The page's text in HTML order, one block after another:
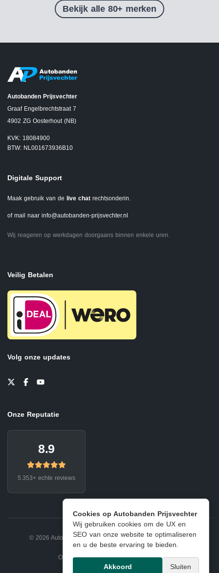
Cookies op Autobanden Prijsvechter
Wij gebruiken cookies om de UX en
SEO van onze website te optimaliseren
en u de beste ervaring te bieden.
Akkoord Sluiten
Bekijk alle 80+ merken
Autobanden Prijsvechter
Graaf Engelbrechtstraat 7
4902 ZG Oosterhout (NB)
KVK: 18084900
BTW: NL001673936B10
Digitale Support
Maak gebruik van de live chat rechtsonderin.
of mail naar info@autobanden-prijsvechter.nl
Wij reageren op werkdagen doorgaans binnen enkele uren.
Veilig Betalen
Volg onze updates
Onze Reputatie
8.9
5.353+ echte reviews
© 2026 Autobanden Prijsvechter. Privacy | Voorwaarden
Onderdeel van EJ Banden Oosterhout